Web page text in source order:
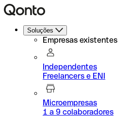
Soluções
Empresas existentes
Independentes
Freelancers e ENI
Microempresas
1 a 9 colaboradores